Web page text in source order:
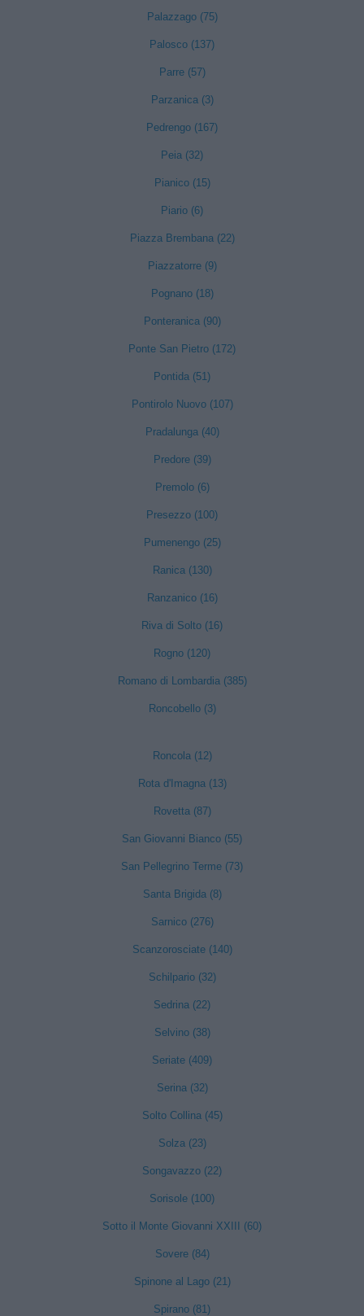
Palazzago (75)
Palosco (137)
Parre (57)
Parzanica (3)
Pedrengo (167)
Peia (32)
Pianico (15)
Piario (6)
Piazza Brembana (22)
Piazzatorre (9)
Pognano (18)
Ponteranica (90)
Ponte San Pietro (172)
Pontida (51)
Pontirolo Nuovo (107)
Pradalunga (40)
Predore (39)
Premolo (6)
Presezzo (100)
Pumenengo (25)
Ranica (130)
Ranzanico (16)
Riva di Solto (16)
Rogno (120)
Romano di Lombardia (385)
Roncobello (3)
Roncola (12)
Rota d'Imagna (13)
Rovetta (87)
San Giovanni Bianco (55)
San Pellegrino Terme (73)
Santa Brigida (8)
Sarnico (276)
Scanzorosciate (140)
Schilpario (32)
Sedrina (22)
Selvino (38)
Seriate (409)
Serina (32)
Solto Collina (45)
Solza (23)
Songavazzo (22)
Sorisole (100)
Sotto il Monte Giovanni XXIII (60)
Sovere (84)
Spinone al Lago (21)
Spirano (81)